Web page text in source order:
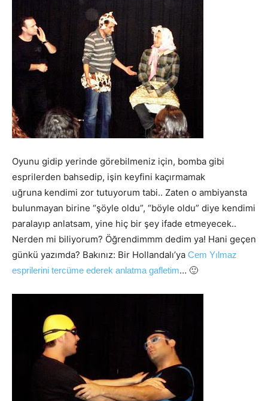
Oyunu gidip yerinde görebilmeniz için, bomba gibi
esprilerden bahsedip, işin keyfini kaçırmamak
uğruna kendimi zor tutuyorum tabi.. Zaten o ambiyansta
bulunmayan birine “şöyle oldu”, “böyle oldu” diye kendimi
paralayıp anlatsam, yine hiç bir şey ifade etmeyecek..
Nerden mi biliyorum? Öğrendimmm dedim ya! Hani geçen
günkü yazımda? Bakınız: Bir Hollandalı’ya Cem Yılmaz
esprilerini tercüme ederek anlatma gafletim… 🙂